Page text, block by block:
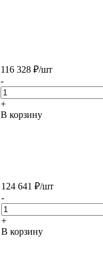
116 328 ₽/шт
-
+
В корзину
124 641 ₽/шт
-
+
В корзину